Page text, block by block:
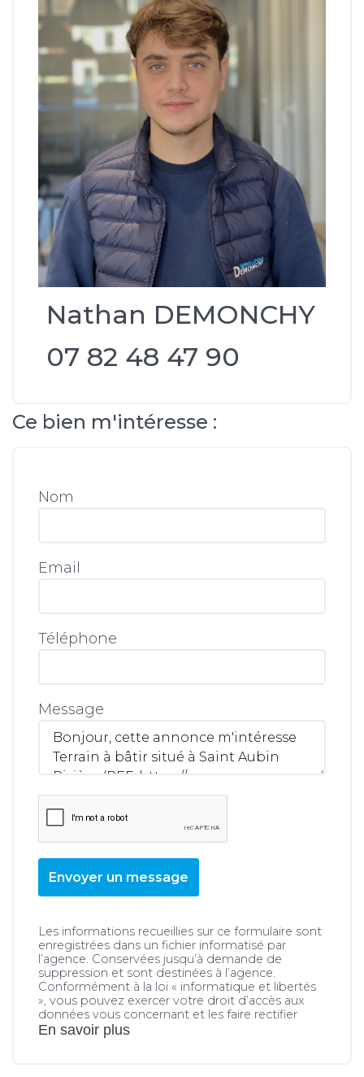
Nathan DEMONCHY
07 82 48 47 90
Ce bien m'intéresse :
Nom
Email
Téléphone
Message
Envoyer un message
Les informations recueillies sur ce formulaire sont
enregistrées dans un fichier informatisé par
l’agence. Conservées jusqu’à demande de
suppression et sont destinées à l’agence.
Conformément à la loi « informatique et libertés
», vous pouvez exercer votre droit d’accès aux
données vous concernant et les faire rectifier
En savoir plus